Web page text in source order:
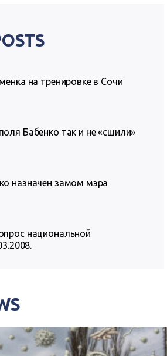
на тренировке в Сочи
Бабенко так и не «сшили»
назначен замом мэра
национальной